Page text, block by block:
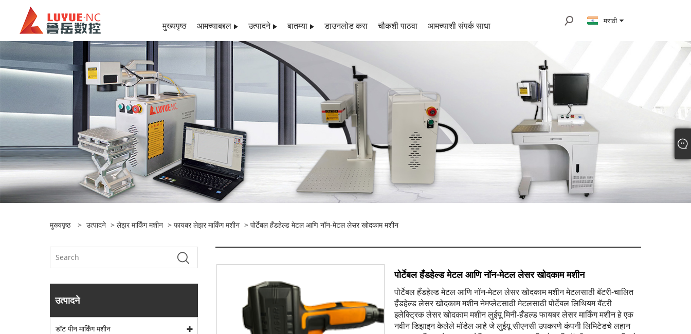
मुख्यपृष्ठ आमच्याबद्दल उत्पादने बातम्या डाउनलोड करा चौकशी पाठवा आमच्याशी संपर्क साधा मराठी
मुख्यपृष्ठ > उत्पादने > लेझर मार्किंग मशीन > फायबर लेझर मार्किंग मशीन > पोर्टेबल हँडहेल्ड मेटल आणि नॉन-मेटल लेसर खोदकाम मशीन
उत्पादने
डॉट पीन मार्किंग मशीन
पोर्टेबल हँडहेल्ड मेटल आणि नॉन-मेटल लेसर खोदकाम मशीन
पोर्टेबल हँडहेल्ड मेटल आणि नॉन-मेटल लेसर खोदकाम मशीन मेटलसाठी बॅटरी-चालित
हँडहेल्ड लेसर खोदकाम मशीन नेमप्लेटसाठी मेटलसाठी पोर्टेबल लिथियम बॅटरी
इलेक्ट्रिक लेसर खोदकाम मशीन लुईयू मिनी-हँडल्ड फायबर लेसर मार्किंग मशीन हे एक
नवीन डिझाइन केलेले मॉडेल आहे जे लुईयू सीएनसी उपकरणे कंपनी लिमिटेडचे ​​लहान